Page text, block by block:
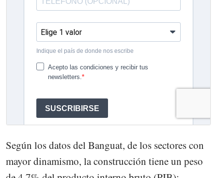
Según los datos del Banguat, de los sectores con
mayor dinamismo, la construcción tiene un peso